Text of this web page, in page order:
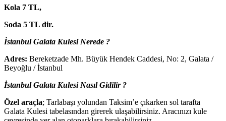
Kola 7 TL,
Soda 5 TL dir.
İstanbul Galata Kulesi Nerede ?
Adres: Bereketzade Mh. Büyük Hendek Caddesi, No: 2, Galata /
Beyoğlu / İstanbul
İstanbul Galata Kulesi Nasıl Gidilir ?
Özel araçla; Tarlabaşı yolundan Taksim’e çıkarken sol tarafta
Galata Kulesi tabelasından girerek ulaşabilirsiniz. Aracınızı kule